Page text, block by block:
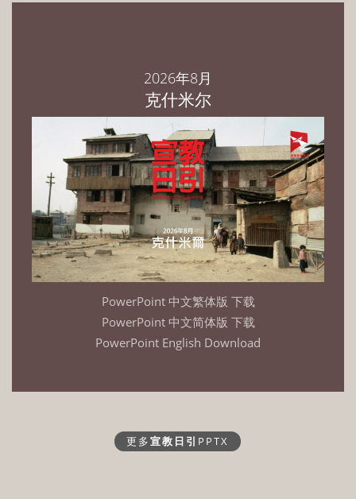
2026年8月
克什米尔
PowerPoint 中文繁体版 下载
PowerPoint 中文简体版 下载
PowerPoint English Download
更多宣教日引 PPTX